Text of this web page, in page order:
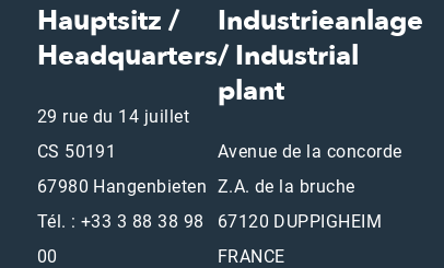
Hauptsitz /
Headquarters
29 rue du 14 juillet
CS 50191
67980 Hangenbieten
Tél. : +33 3 88 38 98
00
Industrieanlage
/ Industrial
plant
Avenue de la concorde
Z.A. de la bruche
67120 DUPPIGHEIM
FRANCE